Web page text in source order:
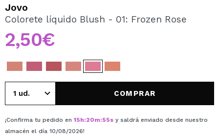
Al crear una cuenta en Maquillalia.com podrás realizar
tus compras rápidamente, revisar el estado de tus
pedidos y consultar tus operaciones anteriores.
CREAR CUENTA
Jovo
Colorete líquido Blush - 01: Frozen Rose
2,50€
COMPRAR
¡Confirma tu pedido en 15h:20m:55s y saldrá enviado desde nuestro
almacén el día 10/08/2026!